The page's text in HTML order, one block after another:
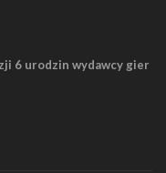
6 urodzin wydawcy gier